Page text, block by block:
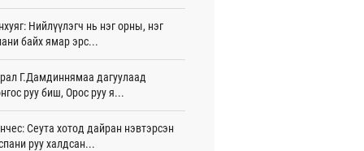
16 цаг 01 мин
Хасина Бангладешт эргэн ирэхээ
15 цаг 58 мин
15 цаг 54 мин
Нийлүүлэгч нь нэг орны, нэг
байх ямар эрс...
Г.Дамдиннямаа дагуулаад
руу биш, Орос руу я...
Сеута хотод дайран нэвтэрсэн
руу халдсан...